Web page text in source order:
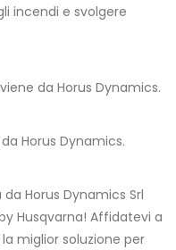
incendi e svolgere
da Horus Dynamics.
Horus Dynamics.
Horus Dynamics Srl
Husqvarna! Affidatevi a
miglior soluzione per